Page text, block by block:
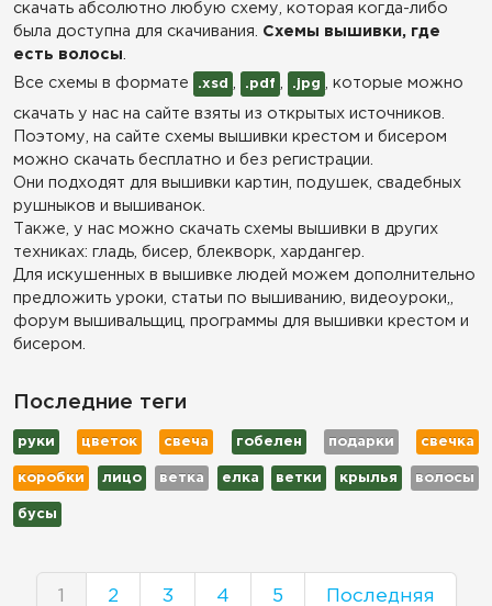
скачать абсолютно любую схему, которая когда-либо
была доступна для скачивания. Схемы вышивки, где
есть волосы
Все схемы в формате
.xsd .pdf .jpg , которые можно
скачать у нас на сайте взяты из открытых источников.
Поэтому, на сайте схемы вышивки крестом и бисером
можно скачать бесплатно и без регистрации.
Они подходят для вышивки картин, подушек, свадебных
рушныков и вышиванок.
Также, у нас можно скачать схемы вышивки в других
техниках: гладь, бисер, блекворк, хардангер.
Для искушенных в вышивке людей можем дополнительно
предложить уроки, статьи по вышиванию, видеоуроки,,
форум вышивальщиц, программы для вышивки крестом и
бисером.
Последние теги
руки цветок свеча гобелен подарки свечка
коробки лицо ветка елка ветки крылья волосы
бусы
1 2 3 4 5 Последняя